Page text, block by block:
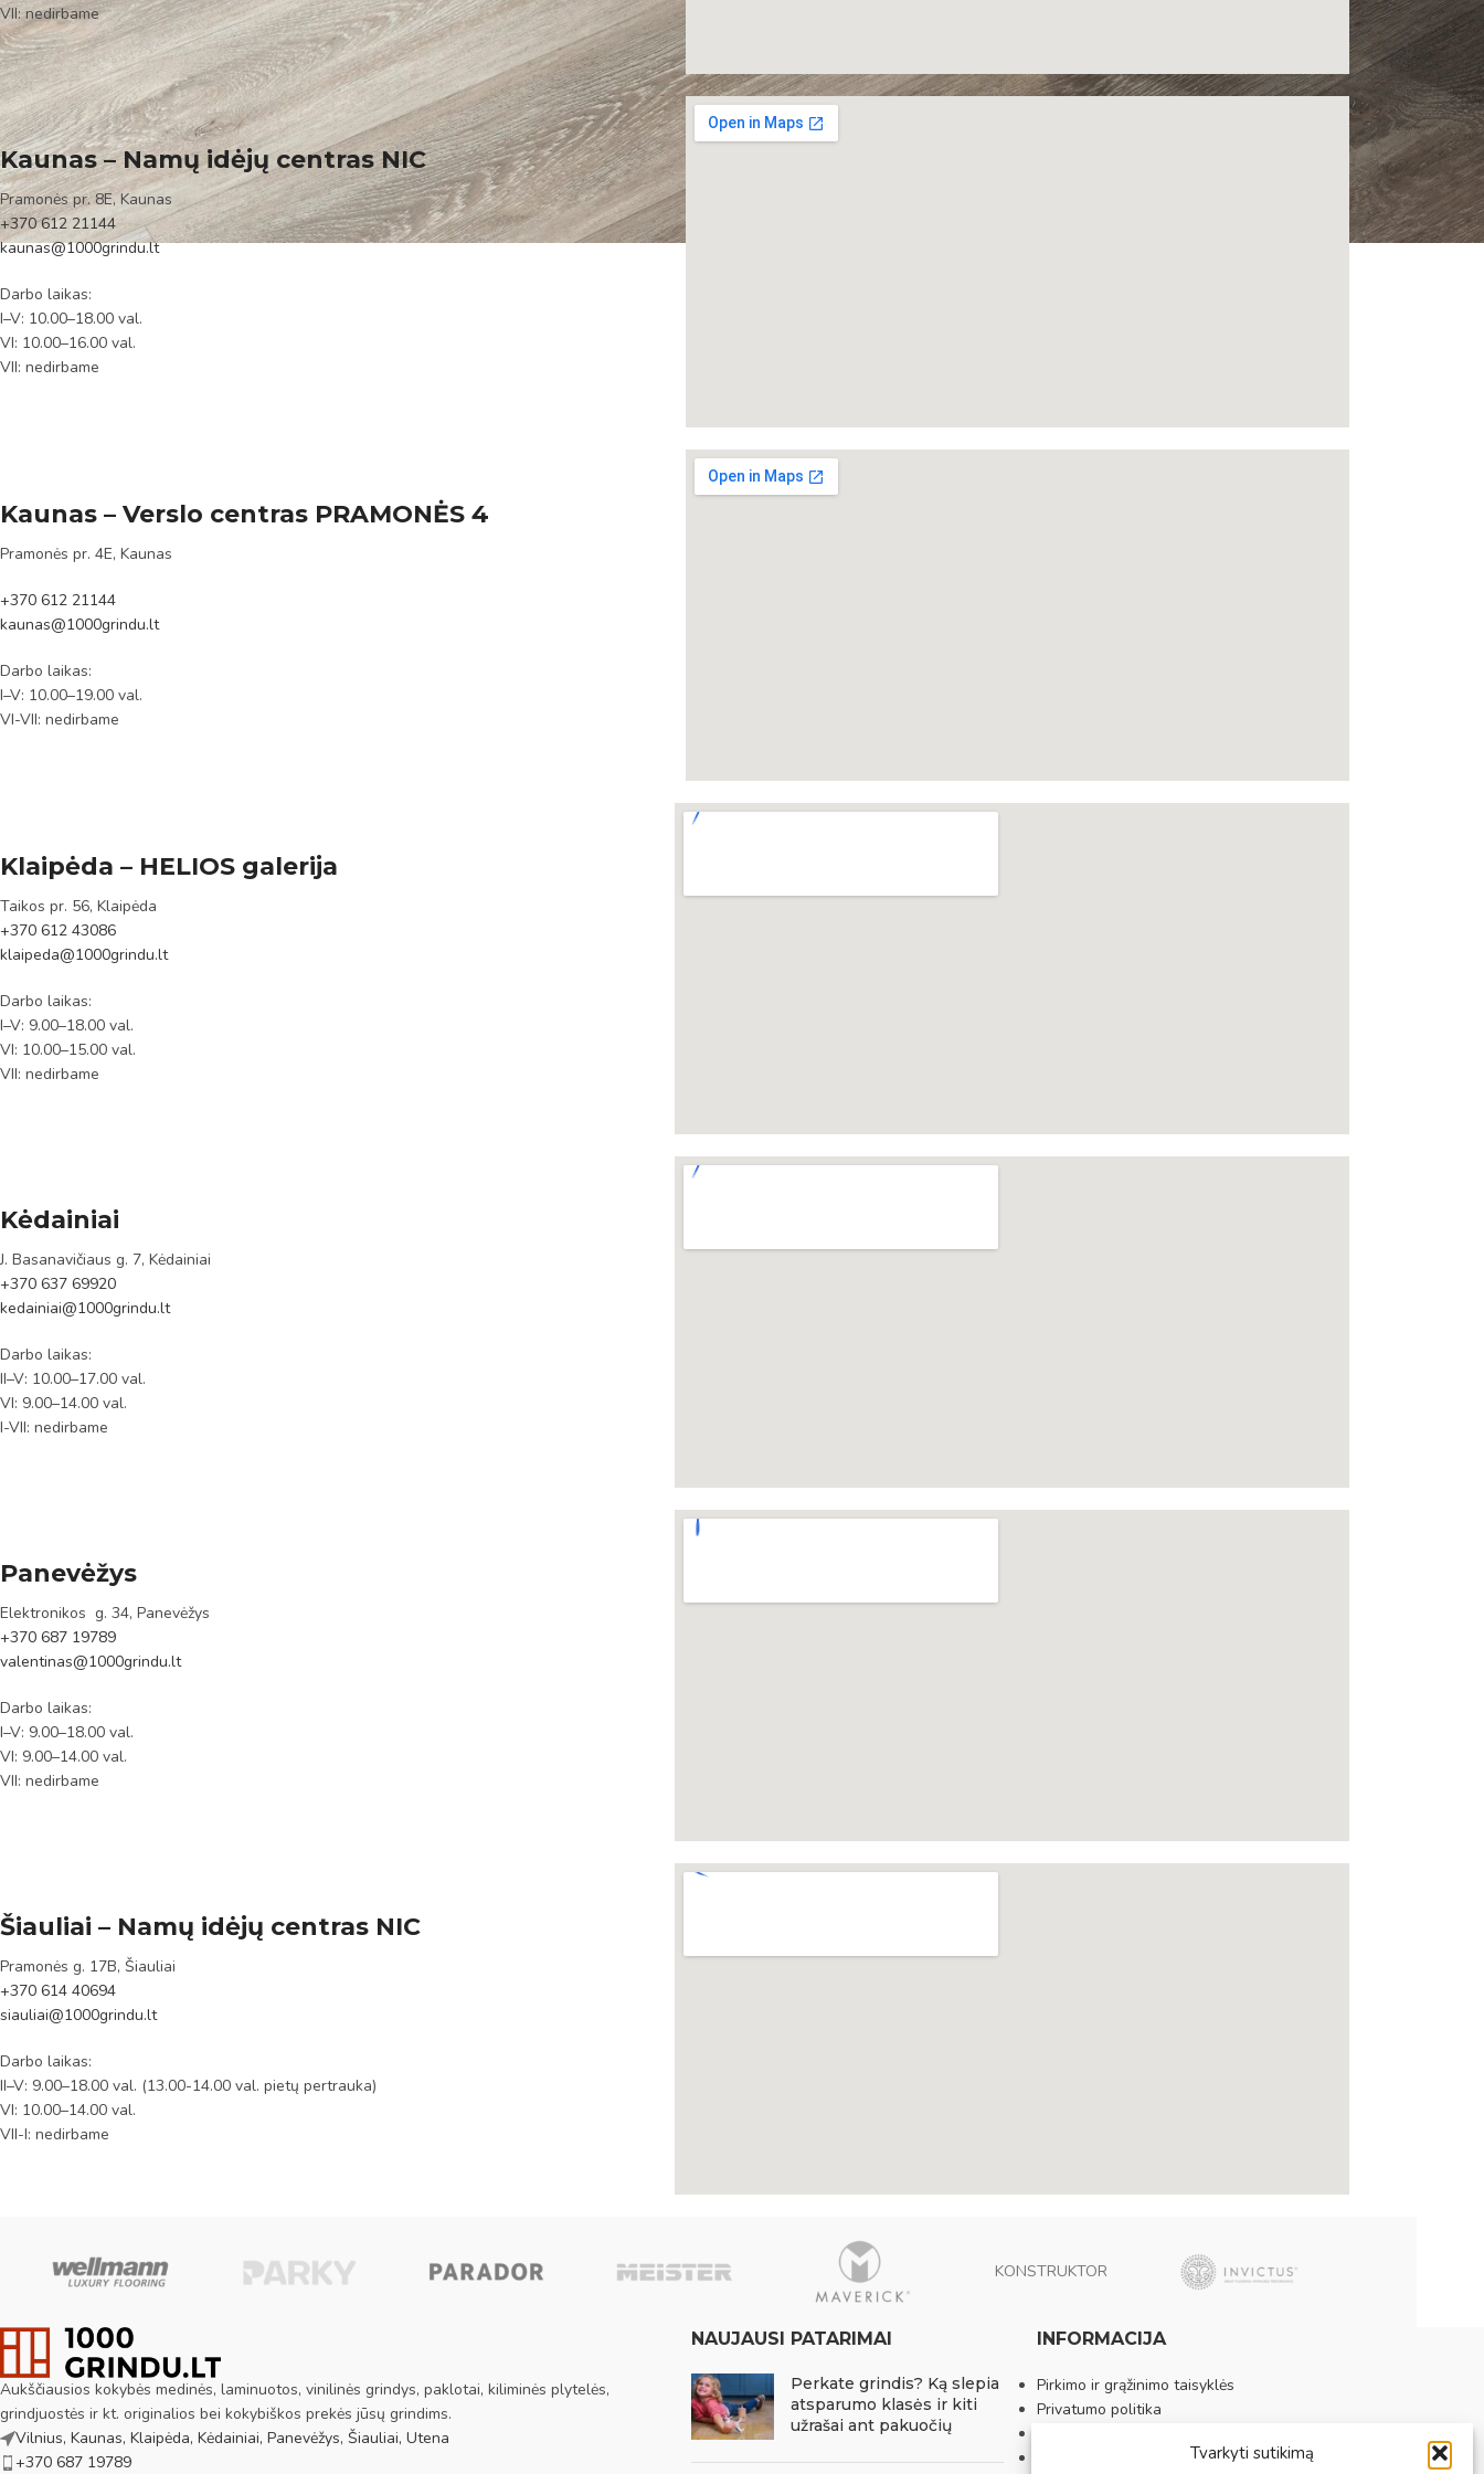
Tvarkyti sutikimą
VII: nedirbame
Kaunas – Namų idėjų centras NIC
Pramonės pr. 8E, Kaunas
+370 612 21144
kaunas@1000grindu.lt
Darbo laikas:
I–V: 10.00–18.00 val.
VI: 10.00–16.00 val.
VII: nedirbame
Kaunas – Verslo centras PRAMONĖS 4
Pramonės pr. 4E, Kaunas
+370 612 21144
kaunas@1000grindu.lt
Darbo laikas:
I–V: 10.00–19.00 val.
VI-VII: nedirbame
Klaipėda – HELIOS galerija
Taikos pr. 56, Klaipėda
+370 612 43086
klaipeda@1000grindu.lt
Darbo laikas:
I–V: 9.00–18.00 val.
VI: 10.00–15.00 val.
VII: nedirbame
Kėdainiai
J. Basanavičiaus g. 7, Kėdainiai
+370 637 69920
kedainiai@1000grindu.lt
Darbo laikas:
II–V: 10.00–17.00 val.
VI: 9.00–14.00 val.
I-VII: nedirbame
Panevėžys
Elektronikos g. 34, Panevėžys
+370 687 19789
valentinas@1000grindu.lt
Darbo laikas:
I–V: 9.00–18.00 val.
VI: 9.00–14.00 val.
VII: nedirbame
Šiauliai – Namų idėjų centras NIC
Pramonės g. 17B, Šiauliai
+370 614 40694
siauliai@1000grindu.lt
Darbo laikas:
II–V: 9.00–18.00 val. (13.00-14.00 val. pietų pertrauka)
VI: 10.00–14.00 val.
VII-I: nedirbame
KONSTRUKTOR
Aukščiausios kokybės medinės, laminuotos, vinilinės grindys, paklotai, kiliminės plytelės,
grindjuostės ir kt. originalios bei kokybiškos prekės jūsų grindims.
Vilnius, Kaunas, Klaipėda, Kėdainiai, Panevėžys, Šiauliai, Utena
+370 687 19789
NAUJAUSI PATARIMAI
Perkate grindis? Ką slepia
atsparumo klasės ir kiti
užrašai ant pakuočių
INFORMACIJA
Pirkimo ir grąžinimo taisyklės
Privatumo politika